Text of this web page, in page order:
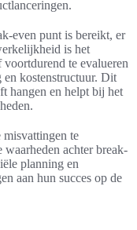
even punt is bereikt, er
is het
te evalueren
en kostenstructuur. Dit
hangen en helpt bij het
misvattingen te
achter break-
planning en
aan hun succes op de